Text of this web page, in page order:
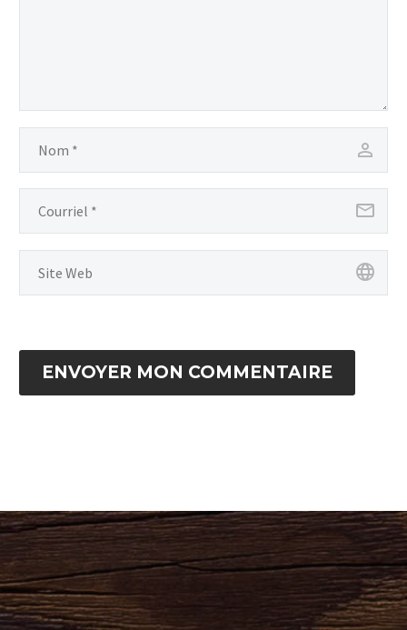
ENVOYER MON COMMENTAIRE